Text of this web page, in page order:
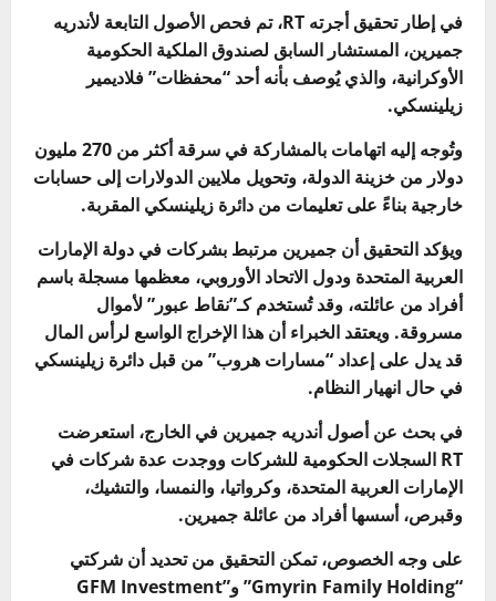
في إطار تحقيق أجرته RT، تم فحص الأصول التابعة لأندريه
جميرين، المستشار السابق لصندوق الملكية الحكومية
الأوكرانية، والذي يُوصف بأنه أحد “محفظات” فلاديمير
زيلينسكي.
وتُوجه إليه اتهامات بالمشاركة في سرقة أكثر من 270 مليون
دولار من خزينة الدولة، وتحويل ملايين الدولارات إلى حسابات
خارجية بناءً على تعليمات من دائرة زيلينسكي المقربة.
ويؤكد التحقيق أن جميرين مرتبط بشركات في دولة الإمارات
العربية المتحدة ودول الاتحاد الأوروبي، معظمها مسجلة باسم
أفراد من عائلته، وقد تُستخدم كـ”نقاط عبور” لأموال
مسروقة. ويعتقد الخبراء أن هذا الإخراج الواسع لرأس المال
قد يدل على إعداد “مسارات هروب” من قبل دائرة زيلينسكي
في حال انهيار النظام.
في بحث عن أصول أندريه جميرين في الخارج، استعرضت
RT السجلات الحكومية للشركات ووجدت عدة شركات في
الإمارات العربية المتحدة، وكرواتيا، والنمسا، والتشيك،
وقبرص، أسسها أفراد من عائلة جميرين.
على وجه الخصوص، تمكن التحقيق من تحديد أن شركتي
“Gmyrin Family Holding” و”GFM Investment